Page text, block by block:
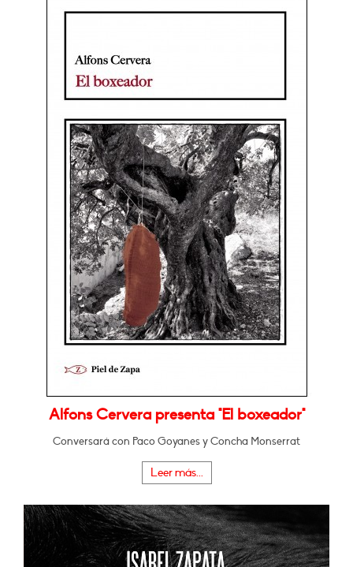
Alfons Cervera presenta "El boxeador"
Conversará con Paco Goyanes y Concha Monserrat
Leer más...